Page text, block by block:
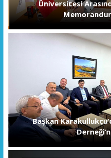
Üniversitesi
Başkan